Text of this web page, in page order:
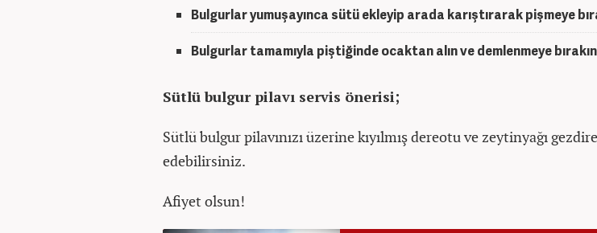
Bulgurlar yumuşayınca sütü ekleyip arada karıştırarak pişmeye
Bulgurlar tamamıyla piştiğinde ocaktan alın ve demlenmeye
Sütlü bulgur pilavı servis önerisi;
Sütlü bulgur pilavınızı üzerine kıyılmış dereotu ve zeytinyağı
edebilirsiniz.
Afiyet olsun!